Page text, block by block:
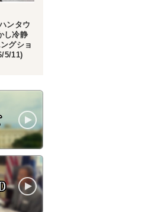
ンタウ
し冷静
グショ
5/11)